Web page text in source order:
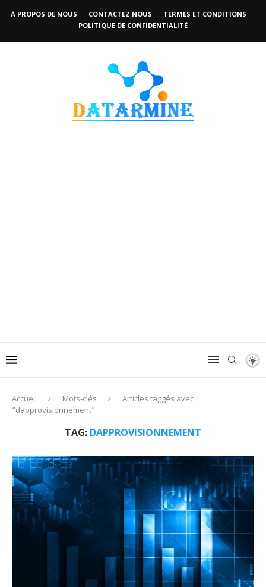
À PROPOS DE NOUS CONTACTEZ NOUS
TERMES ET CONDITIONS
POLITIQUE DE CONFIDENTIALITÉ
Accueil Mots-clés
Articles taggés avec
"dapprovisionnement"
TAG: DAPPROVISIONNEMENT